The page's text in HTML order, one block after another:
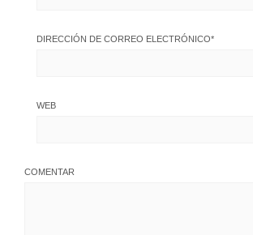
DIRECCIÓN DE CORREO ELECTRÓNICO*
WEB
COMENTAR